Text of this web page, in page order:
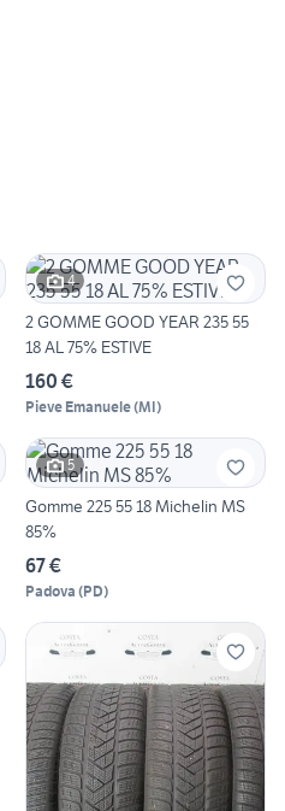
4
2 GOMME GOOD YEAR 235 55
18 AL 75% ESTIVE
160 €
Pieve Emanuele(MI)
5
Gomme 225 55 18 Michelin MS
85%
67 €
Padova (PD)